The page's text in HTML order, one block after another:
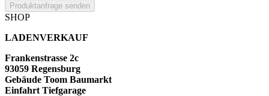
Produktanfrage senden
SHOP
LADENVERKAUF
Frankenstrasse 2c
93059 Regensburg
Gebäude Toom Baumarkt
Einfahrt Tiefgarage